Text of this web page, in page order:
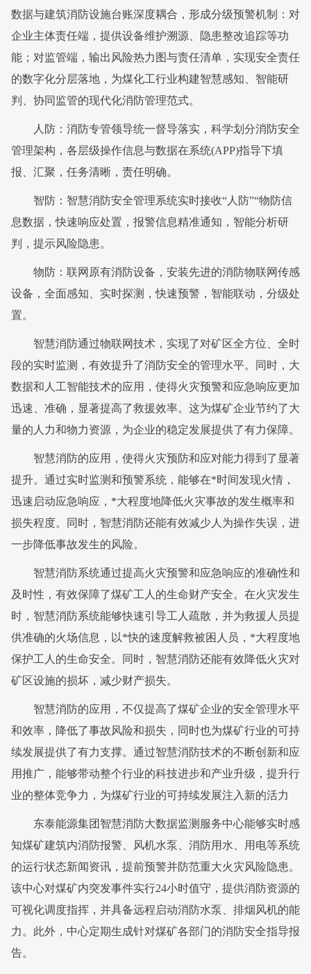
数据与建筑消防设施台账深度耦合，形成分级预警机制：对
企业主体责任端，提供设备维护溯源、隐患整改追踪等功
能；对监管端，输出风险热力图与责任清单，实现安全责任
的数字化分层落地，为煤化工行业构建智慧感知、智能研
判、协同监管的现代化消防管理范式。
人防：消防专管领导统一督导落实，科学划分消防安全
管理架构，各层级操作信息与数据在系统(APP)指导下填
报、汇聚，任务清晰，责任明确。
智防：智慧消防安全管理系统实时接收“人防”“物防信
息数据，快速响应处置，报警信息精准通知，智能分析研
判，提示风险隐患。
物防：联网原有消防设备，安装先进的消防物联网传感
设备，全面感知、实时探测，快速预警，智能联动，分级处
置。
智慧消防通过物联网技术，实现了对矿区全方位、全时
段的实时监测，有效提升了消防安全的管理水平。同时，大
数据和人工智能技术的应用，使得火灾预警和应急响应更加
迅速、准确，显著提高了救援效率。这为煤矿企业节约了大
量的人力和物力资源，为企业的稳定发展提供了有力保障。
智慧消防的应用，使得火灾预防和应对能力得到了显著
提升。通过实时监测和预警系统，能够在*时间发现火情，
迅速启动应急响应，*大程度地降低火灾事故的发生概率和
损失程度。同时，智慧消防还能有效减少人为操作失误，进
一步降低事故发生的风险。
智慧消防系统通过提高火灾预警和应急响应的准确性和
及时性，有效保障了煤矿工人的生命财产安全。在火灾发生
时，智慧消防系统能够快速引导工人疏散，并为救援人员提
供准确的火场信息，以*快的速度解救被困人员，*大程度地
保护工人的生命安全。同时，智慧消防还能有效降低火灾对
矿区设施的损坏，减少财产损失。
智慧消防的应用，不仅提高了煤矿企业的安全管理水平
和效率，降低了事故风险和损失，同时也为煤矿行业的可持
续发展提供了有力支撑。通过智慧消防技术的不断创新和应
用推广，能够带动整个行业的科技进步和产业升级，提升行
业的整体竞争力，为煤矿行业的可持续发展注入新的活力
东泰能源集团智慧消防大数据监测服务中心能够实时感
知煤矿建筑内消防报警、风机水泵、消防用水、用电等系统
的运行状态新闻资讯，提前预警并防范重大火灾风险隐患。
该中心对煤矿内突发事件实行24小时值守，提供消防资源的
可视化调度指挥，并具备远程启动消防水泵、排烟风机的能
力。此外，中心定期生成针对煤矿各部门的消防安全指导报
告。